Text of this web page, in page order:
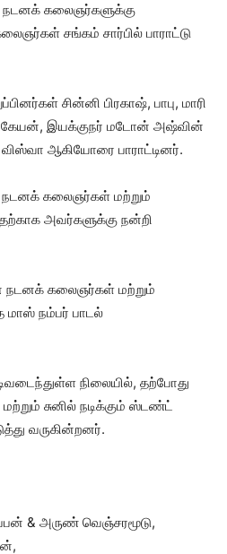
நடனக் கலைஞர்களுக்கு
சங்கம் சார்பில் பாராட்டு
சின்னி பிரகாஷ், பாபு, மாரி
இயக்குநர் மடோன் அஷ்வின்
ஆகியோரை பாராட்டினர்.
நடனக் கலைஞர்கள் மற்றும்
அவர்களுக்கு நன்றி
நடனக் கலைஞர்கள் மற்றும்
நம்பர் பாடல்
நிலையில், தற்போது
சுனில் நடிக்கும் ஸ்டண்ட்
வருகின்றனர்.
& அருண் வெஞ்சரமூடு,